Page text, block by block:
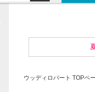
ウッディロバート TOPペ